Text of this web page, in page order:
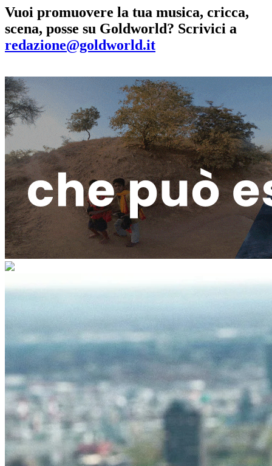
Vuoi promuovere la tua musica, cricca,
scena, posse su Goldworld? Scrivici a
redazione@goldworld.it